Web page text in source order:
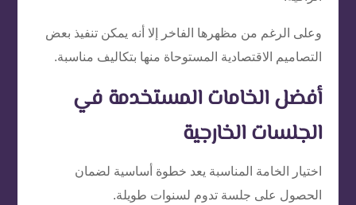
وعلى الرغم من مظهرها الفاخر إلا أنه يمكن تنفيذ بعض
التصاميم الاقتصادية المستوحاة منها بتكاليف مناسبة.
أفضل الخامات المستخدمة في
الجلسات الخارجية
اختيار الخامة المناسبة يعد خطوة أساسية لضمان
الحصول على جلسة تدوم لسنوات طويلة.